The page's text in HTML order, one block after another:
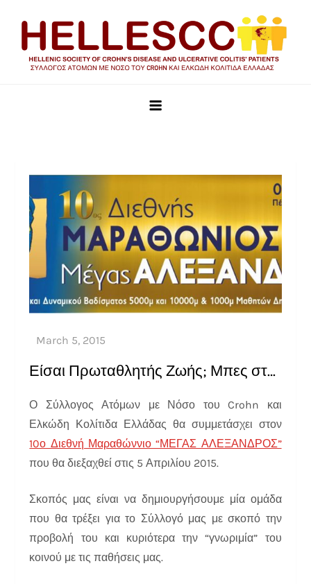
Ελλάδας
Είσαι Πρωταθλητής Ζωής; Μπες στην Ομάδα μας και Υποστήριξε το Σύλλογο!
Ο Σύλλογος Ατόμων με Νόσο του Crohn και
Ελκώδη Κολίτιδα Ελλάδας θα συμμετάσχει στον
10ο Διεθνή Μαραθώννιο “ΜΕΓΑΣ ΑΛΕΞΑΝΔΡΟΣ”
που θα διεξαχθεί στις 5 Απριλίου 2015.
Σκοπός μας είναι να δημιουργήσουμε μία ομάδα
που θα τρέξει για το Σύλλογό μας με σκοπό την
προβολή του και κυριότερα την “γνωριμία” του
κοινού με τις παθήσεις μας.